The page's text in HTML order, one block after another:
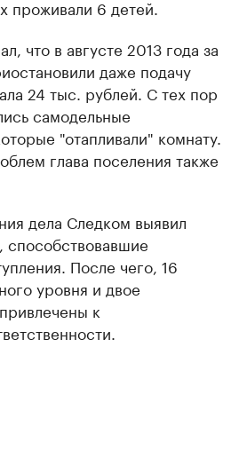
проживали 6 детей.
что в августе 2013 года за
даже подачу
24 тыс. рублей. С тех пор
самодельные
"отапливали" комнату.
глава поселения также
дела Следком выявил
способствовавшие
После чего, 16
уровня и двое
к